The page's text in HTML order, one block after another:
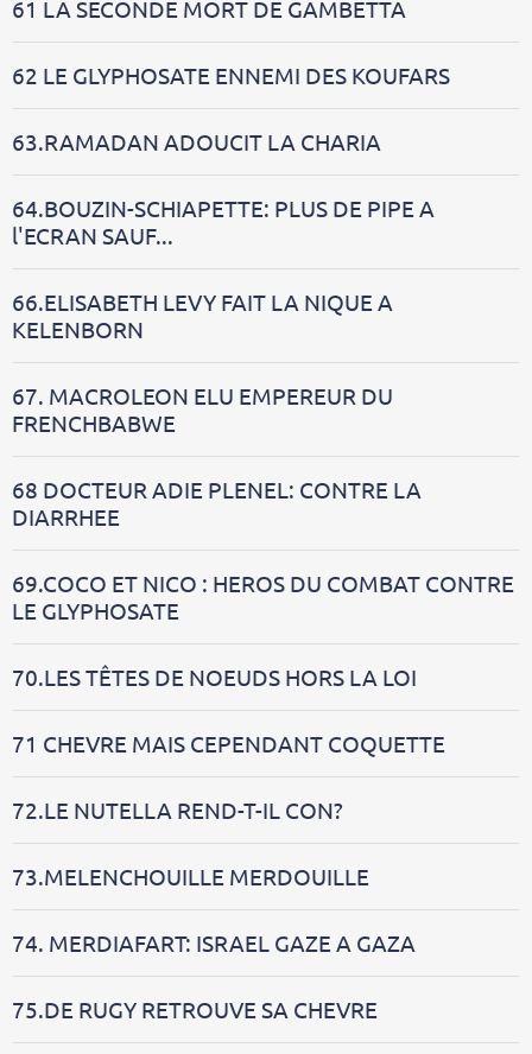
61 LA SECONDE MORT DE GAMBETTA
62 LE GLYPHOSATE ENNEMI DES KOUFARS
63.RAMADAN ADOUCIT LA CHARIA
64.BOUZIN-SCHIAPETTE: PLUS DE PIPE A
l'ECRAN SAUF...
66.ELISABETH LEVY FAIT LA NIQUE A
KELENBORN
67. MACROLEON ELU EMPEREUR DU
FRENCHBABWE
68 DOCTEUR ADIE PLENEL: CONTRE LA
DIARRHEE
69.COCO ET NICO : HEROS DU COMBAT CONTRE
LE GLYPHOSATE
70.LES TÊTES DE NOEUDS HORS LA LOI
71 CHEVRE MAIS CEPENDANT COQUETTE
72.LE NUTELLA REND-T-IL CON?
73.MELENCHOUILLE MERDOUILLE
74. MERDIAFART: ISRAEL GAZE A GAZA
75.DE RUGY RETROUVE SA CHEVRE